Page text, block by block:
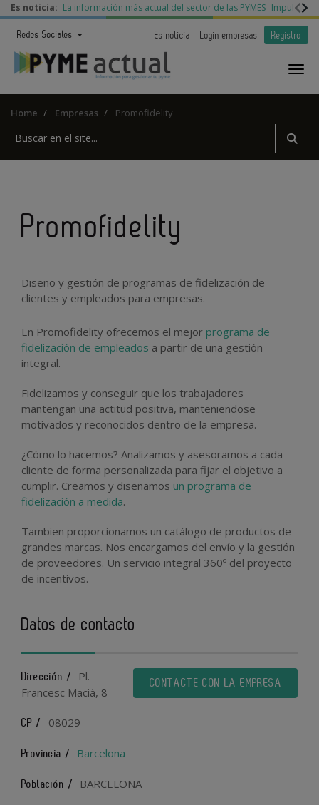
Es noticia: La información más actual del sector de las PYMES Impulso a
Redes Sociales Es noticia Login empresas Registro
Home Empresas Promofidelity
Promofidelity
Diseño y gestión de programas de fidelización de
clientes y empleados para empresas.
En Promofidelity ofrecemos el mejor programa de
fidelización de empleados a partir de una gestión
integral.
Fidelizamos y conseguir que los trabajadores
mantengan una actitud positiva, manteniendose
motivados y reconocidos dentro de la empresa.
¿Cómo lo hacemos? Analizamos y asesoramos a cada
cliente de forma personalizada para fijar el objetivo a
cumplir. Creamos y diseñamos un programa de
fidelización a medida.
Tambien proporcionamos un catálogo de productos de
grandes marcas. Nos encargamos del envío y la gestión
de proveedores. Un servicio integral 360º del proyecto
de incentivos.
Datos de contacto
CONTACTE CON LA EMPRESA
Dirección /
Pl.
Francesc Macià, 8
CP / 08029
Provincia / Barcelona
Población / BARCELONA